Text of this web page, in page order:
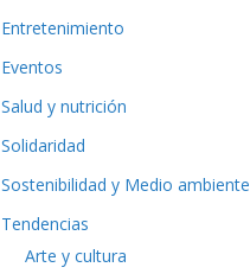
Entretenimiento
Eventos
Salud y nutrición
Solidaridad
Sostenibilidad y Medio ambiente
Tendencias
Arte y cultura